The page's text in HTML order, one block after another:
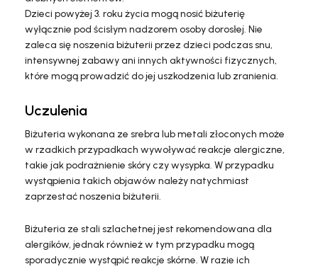
Dzieci powyżej 3. roku życia mogą nosić biżuterię
wyłącznie pod ścisłym nadzorem osoby dorosłej. Nie
zaleca się noszenia biżuterii przez dzieci podczas snu,
intensywnej zabawy ani innych aktywności fizycznych,
które mogą prowadzić do jej uszkodzenia lub zranienia.
Uczulenia
Biżuteria wykonana ze srebra lub metali złoconych może
w rzadkich przypadkach wywoływać reakcje alergiczne,
takie jak podrażnienie skóry czy wysypka. W przypadku
wystąpienia takich objawów należy natychmiast
zaprzestać noszenia biżuterii.
Biżuteria ze stali szlachetnej jest rekomendowana dla
alergików, jednak również w tym przypadku mogą
sporadycznie wystąpić reakcje skórne. W razie ich